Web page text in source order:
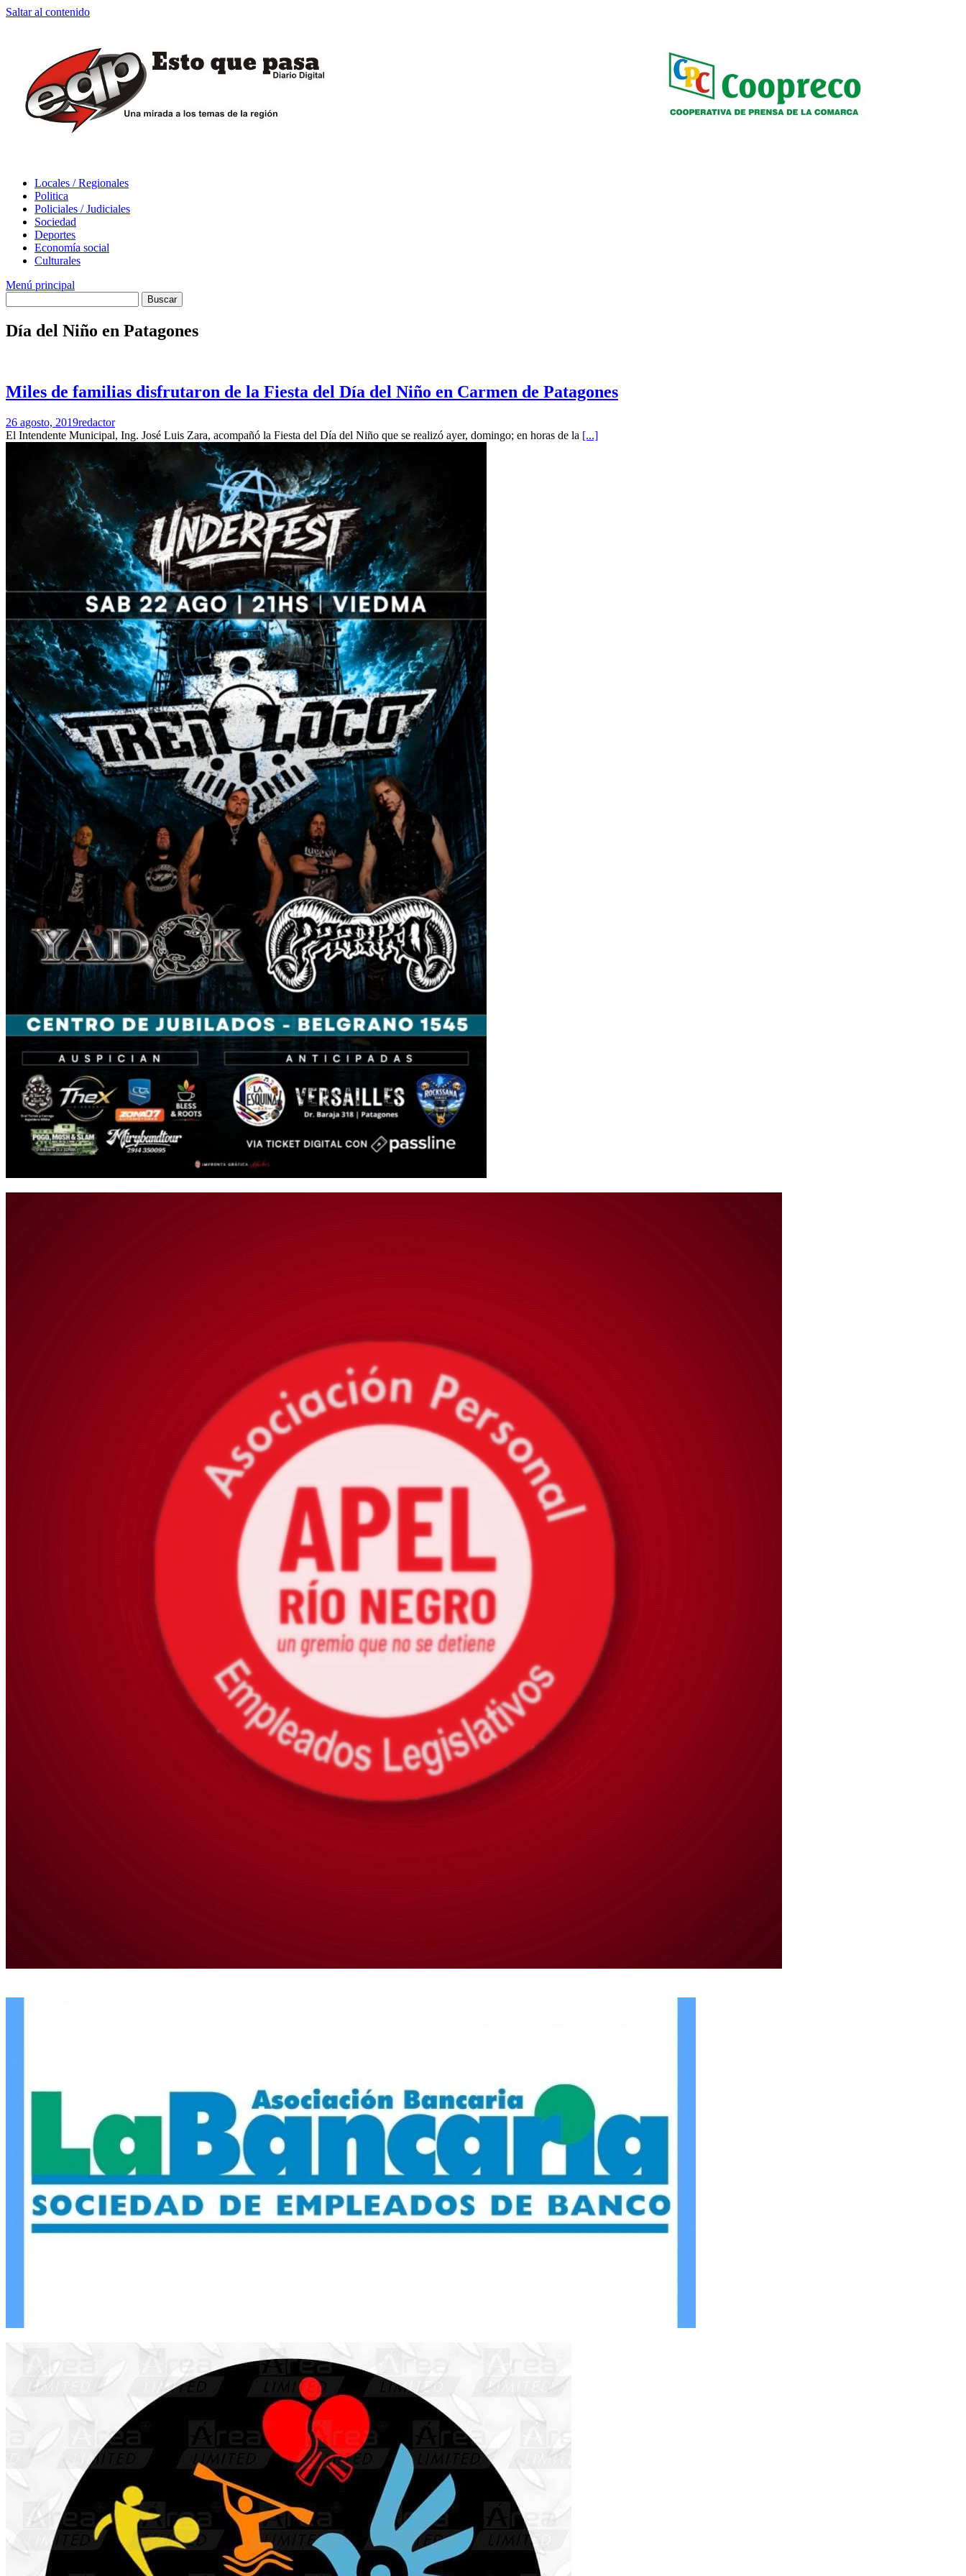
Saltar al contenido
Locales / Regionales
Politica
Policiales / Judiciales
Sociedad
Deportes
Economía social
Culturales
Menú principal
Día del Niño en Patagones
Miles de familias disfrutaron de la Fiesta del Día del Niño en Carmen de Patagones
26 agosto, 2019redactor
El Intendente Municipal, Ing. José Luis Zara, acompañó la Fiesta del Día del Niño que se realizó ayer, domingo; en horas de la [...]